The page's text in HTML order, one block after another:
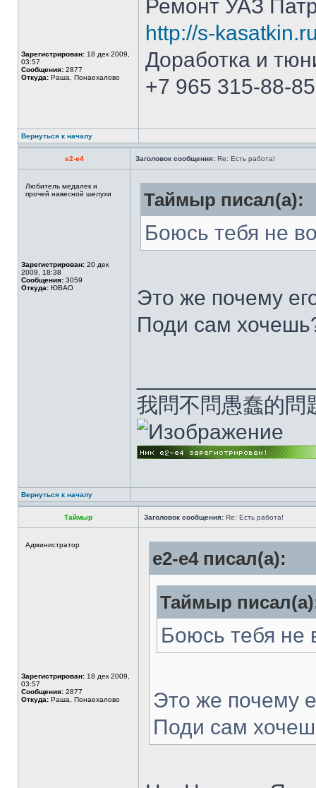
Зарегистрирован: 18 дек 2009,
03:57
Сообщения: 2877
Откуда: Раша, Понаехалово
Ремонт УАЗ
http://s-
Доработка и
+7 965 315-88-85
Вернуться к началу
e2-e4 Заголовок сообщения: Re: Есть работа!
Любитель медалек и
прочей навесной шелухи
Зарегистрирован: 20 дек
2009, 18:38
Сообщения: 3059
Откуда: ЮВАО
Таймыр писал(а):
Боюсь тебя не
Это же почему
Поди сам
我問不問愚蠢的問
Вернуться к началу
Таймыр Заголовок сообщения: Re: Есть работа!
Администратор
Зарегистрирован: 18 дек 2009,
03:57
Сообщения: 2877
Откуда: Раша, Понаехалово
e2-e4 писал(а):
Таймыр
Боюсь тебя не
Это же почему
Поди сам